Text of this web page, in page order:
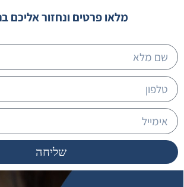
מלאו פרטים ונחזור אליכם
שליחה